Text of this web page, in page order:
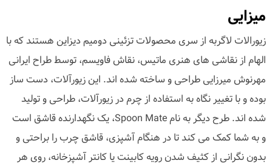
میزایی
زیورالات لاگربه از سری محصولات تزئینی دومیم دیزاین هستند که با
الهام از نقاشی های هنری ماتیس، نقاش فاویسم، توسط طراح ایرانی
مهرنوش میرزایی طراحی و ساخته شده اند. این زیورآلات، دست ساز
بوده و با تغییر نگاه به استفاده از چرم در زیورآلات، طراحی و تولید
شده اند. طرح دیگر به نام Spoon Mate، یک نگهدارنده قاشق است
و به شما کمک می کند تا در هنگام آشپزی، قاشق چرب را براحتی و
بدون نگرانی از کثیف شدن رویه کابینت یا کانتر آشپزخانه، روی هر